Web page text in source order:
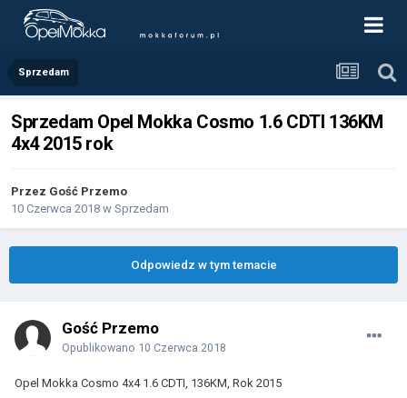
Sprzedam
Sprzedam Opel Mokka Cosmo 1.6 CDTI 136KM
4x4 2015 rok
Przez Gość Przemo
10 Czerwca 2018 w Sprzedam
Odpowiedz w tym temacie
Gość Przemo
Opublikowano 10 Czerwca 2018
Opel Mokka Cosmo 4x4 1.6 CDTI, 136KM, Rok 2015